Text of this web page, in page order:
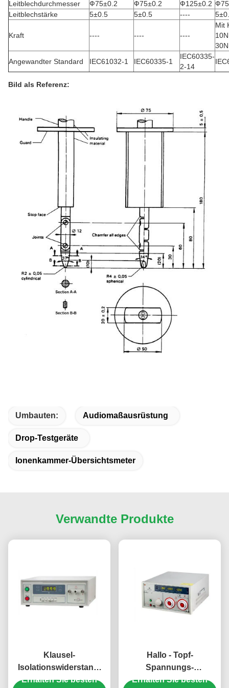
Leitblechdurchmesser Ф75±0.2 Ф75±0.2 Ф125±0.2
Leitblechstärke
5±0.5 5±0.5 ----
Kraft ---- ---- ----
Mit
30N
Angewandter Standard
IEC61032-1 IEC60335-1
IEC60335-
2-14
Bild als Referenz:
Umbauten: Audiomaßausrüstung
Drop-Testgeräte
Ionenkammer-Übersichtsmeter
Verwandte Produkte
Klausel-
Isolationswiderstand-
Prüfvorrichtungs-
Erhalten Sie besten
Hallo - Topf-
Spannungs-
Widerstands-
Erhalten Sie besten